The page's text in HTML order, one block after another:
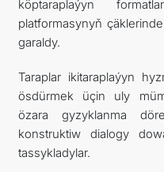
köptaraplaýyn
platformasynyň
garaldy.
Taraplar ikitaraplaýyn
ösdürmek üçin uly
özara gyzyklanma
konstruktiw dialogy
tassykladylar.